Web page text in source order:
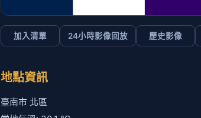
加入清單 24小時影像回放 歷史影像
地點資訊
臺南市 北區